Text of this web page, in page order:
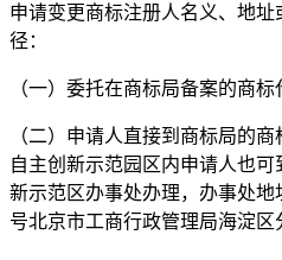
申请变更商标注册人名义、地
径：
（一）委托在商标局备案的商标
（二）申请人直接到商标局的
自主创新示范园区内申请人也
新示范区办事处办理，办事处
号北京市工商行政管理局海淀区